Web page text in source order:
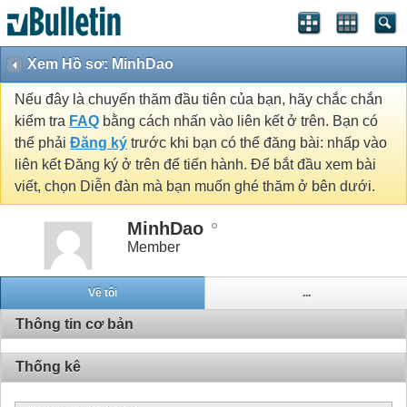
Xem Hồ sơ: MinhDao
Nếu đây là chuyến thăm đầu tiên của bạn, hãy chắc chắn
kiểm tra FAQ bằng cách nhấn vào liên kết ở trên. Bạn có
thể phải Đăng ký trước khi bạn có thể đăng bài: nhấp vào
liên kết Đăng ký ở trên để tiến hành. Để bắt đầu xem bài
viết, chọn Diễn đàn mà bạn muốn ghé thăm ở bên dưới.
MinhDao
Member
Về tôi ...
Thông tin cơ bản
Thống kê